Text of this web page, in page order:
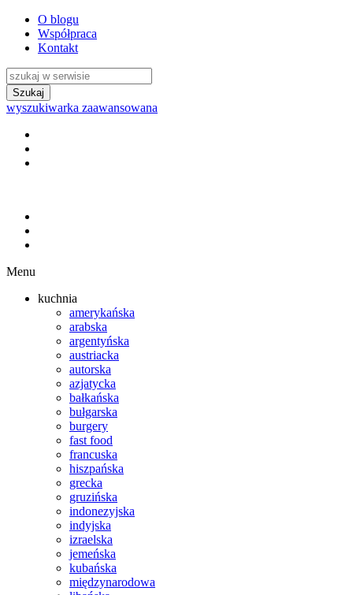
O blogu
Współpraca
Kontakt
wyszukiwarka zaawansowana
Menu
kuchnia
amerykańska
arabska
argentyńska
austriacka
autorska
azjatycka
bałkańska
bułgarska
burgery
fast food
francuska
hiszpańska
grecka
gruzińska
indonezyjska
indyjska
izraelska
jemeńska
kubańska
międzynarodowa